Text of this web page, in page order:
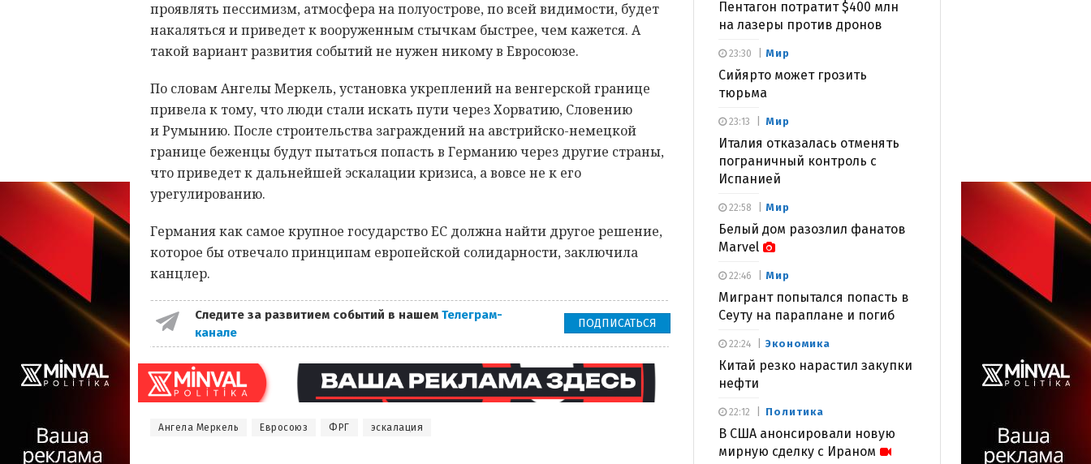
проявлять пессимизм, атмосфера на полуострове, по всей видимости, будет
накаляться и приведет к вооруженным стычкам быстрее, чем кажется. А
такой вариант развития событий не нужен никому в Евросоюзе.
По словам Ангелы Меркель, установка укреплений на венгерской границе
привела к тому, что люди стали искать пути через Хорватию, Словению
и Румынию. После строительства заграждений на австрийско-немецкой
границе беженцы будут пытаться попасть в Германию через другие страны,
что приведет к дальнейшей эскалации кризиса, а вовсе не к его
урегулированию.
Германия как самое крупное государство ЕС должна найти другое решение,
которое бы отвечало принципам европейской солидарности, заключила
канцлер.
Следите за развитием событий в нашем Телеграм-
канале
ПОДПИСАТЬСЯ
Ангела Меркель Евросоюз ФРГ эскалация
Пентагон потратит $400 млн
на лазеры против дронов
Мир
Сийярто может грозить
тюрьма
23:30
Мир
Италия отказалась отменять
пограничный контроль с
Испанией
23:13
Мир
Белый дом разозлил фанатов
Marvel
22:58
Мир
Мигрант попытался попасть в
Сеуту на параплане и погиб
22:46
Экономика
Китай резко нарастил закупки
нефти
22:24
Политика
В США анонсировали новую
мирную сделку с Ираном
22:12